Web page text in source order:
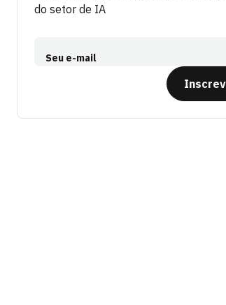
do setor de IA
Seu e-mail